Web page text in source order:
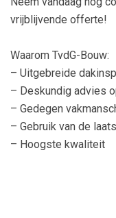
vrijblijvende offerte!
Waarom TvdG-Bouw:
– Uitgebreide
– Deskundig advies
– Gedegen
– Gebruik van de
– Hoogste kwaliteit